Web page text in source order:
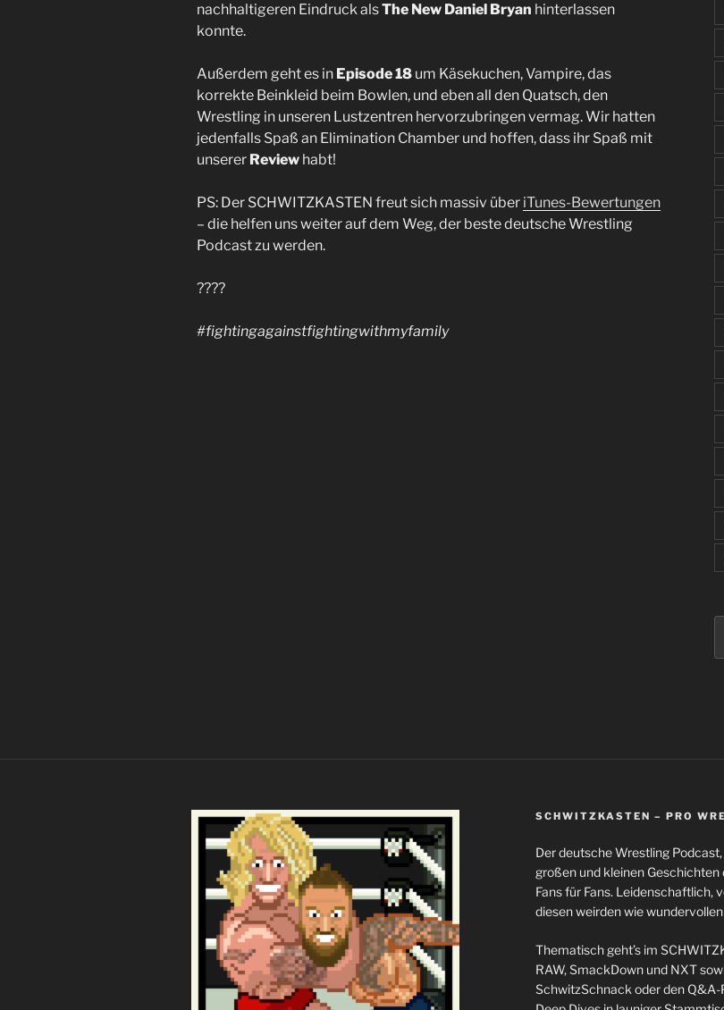
nachhaltigeren Eindruck alsThe New Daniel Bryan hinterlassen
konnte.
Außerdem geht es in Episode 18 um Käsekuchen, Vampire, das
korrekte Beinkleid beim Bowlen, und eben all den Quatsch, den
Wrestling in unseren Lustzentren hervorzubringen vermag. Wir hatten
jedenfalls Spaß an Elimination Chamber und hoffen, dass ihr Spaß mit
unserer Review habt!
PS: Der SCHWITZKASTEN freut sich massiv über iTunes-Bewertungen
– die helfen uns weiter auf dem Weg, der beste deutsche Wrestling
Podcast zu werden.
????
#fightingagainstfightingwithmyfamily
SCHWITZKASTEN – PRO
Der deutsche Wrestling
großen und kleinen
Fans für Fans. Leidenschaftlich,
diesen weirden wie
Thematisch geht’s im
RAW, SmackDown und NXT
SchwitzSchnack oder den